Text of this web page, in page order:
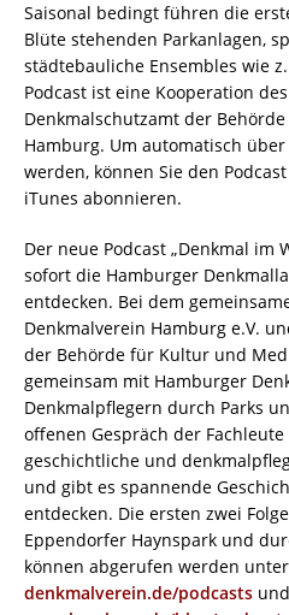
Saisonal bedingt führen die
Blüte stehenden Parkanlagen,
städtebauliche Ensembles wie
Podcast ist eine Kooperation
Denkmalschutzamt der
Hamburg. Um automatisch
werden, können Sie den
iTunes abonnieren.
Der neue Podcast „Denkmal im
sofort die Hamburger
entdecken. Bei dem
Denkmalverein Hamburg e.V.
der Behörde für Kultur und
gemeinsam mit Hamburger
Denkmalpflegern durch Parks
offenen Gespräch der
geschichtliche und
und gibt es spannende
entdecken. Die ersten zwei
Eppendorfer Haynspark und
können abgerufen werden unter
denkmalverein.de/podcasts und